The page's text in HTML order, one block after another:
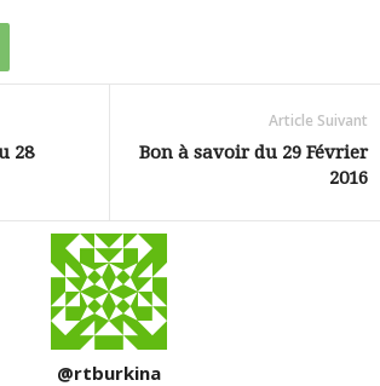
28
Article Suivant
Bon à savoir du 29 Février
2016
@rtburkina